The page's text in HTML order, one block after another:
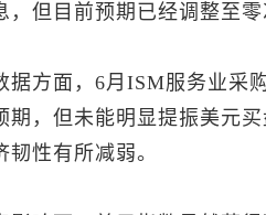
，但目前预期已经调整至
据方面，6月ISM服务业采
期，但未能明显提振美元
韧性有所减弱。